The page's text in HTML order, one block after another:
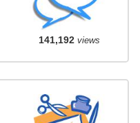
141,192views